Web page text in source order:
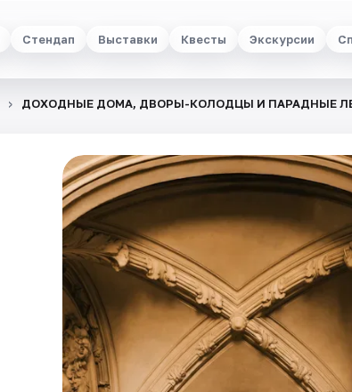
Стендап Выставки Квесты Экскурсии
ДОХОДНЫЕ ДОМА, ДВОРЫ-КОЛОДЦЫ И ПАРАДНЫЕ